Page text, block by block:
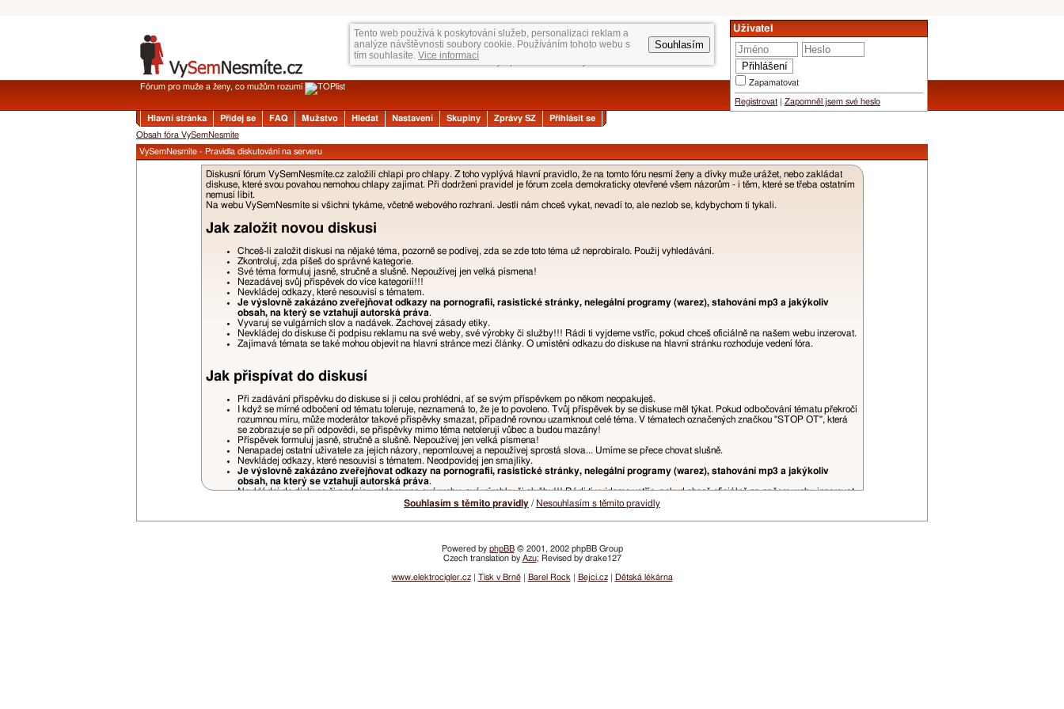
Tento web používá k poskytování služeb, personalizaci reklam a
analýze návštěvnosti soubory cookie. Používáním tohoto webu s
tím souhlasíte. Vice informací
Souhlasím
Uživatel
Zapamatovat
Registrovat Zapomněl jsem své heslo
Fórum pro muže a ženy, co mužům rozumí
Hlavní stránka Přidej se FAQ Mužstvo Hledat Nastavení Skupiny Zprávy SZ
Přihlásit se
Obsah fóra VySemNesmíte
VySemNesmíte - Pravidla diskutování na serveru
Diskusní fórum VySemNesmíte.cz založili chlapi pro chlapy. Z toho vyplývá hlavní pravidlo, že na tomto fóru nesmí ženy a dívky muže urážet, nebo zakládat
diskuse, které svou povahou nemohou chlapy zajímat. Při dodržení pravidel je fórum zcela demokraticky otevřené všem názorům - i těm, které se třeba ostatním
nemusí líbit.
Na webu VySemNesmíte si všichni tykáme, včetně webového rozhraní. Jestli nám chceš vykat, nevadí to, ale nezlob se, kdybychom ti tykali.
Jak založit novou diskusi
Chceš-li založit diskusi na nějaké téma, pozorně se podívej, zda se zde toto téma už neprobíralo. Použij vyhledávání.
Zkontroluj, zda píšeš do správné kategorie.
Své téma formuluj jasně, stručně a slušně. Nepoužívej jen velká písmena!
Nezadávej svůj příspěvek do více kategorií!!!
Nevkládej odkazy, které nesouvisí s tématem.
Je výslovně zakázáno zveřejňovat odkazy na pornografii, rasistické stránky, nelegální programy (warez), stahování mp3 a jakýkoliv
obsah, na který se vztahují autorská práva.
Vyvaruj se vulgárních slov a nadávek. Zachovej zásady etiky.
Nevkládej do diskuse či podpisu reklamu na své weby, své výrobky či služby!!! Rádi ti vyjdeme vstříc, pokud chceš oficiálně na našem webu inzerovat.
Zajímavá témata se také mohou objevit na hlavní stránce mezi články. O umístění odkazu do diskuse na hlavní stránku rozhoduje vedení fóra.
Jak přispívat do diskusí
Při zadávání příspěvku do diskuse si ji celou prohlédni, ať se svým příspěvkem po někom neopakuješ.
I když se mírné odbočení od tématu toleruje, neznamená to, že je to povoleno. Tvůj příspěvek by se diskuse měl týkat. Pokud odbočování tématu překročí
rozumnou míru, může moderátor takové příspěvky smazat, případně rovnou uzamknout celé téma. V tématech označených značkou "STOP OT", která
se zobrazuje se při odpovědi, se příspěvky mimo téma netolerují vůbec a budou mazány!
Příspěvek formuluj jasně, stručně a slušně. Nepoužívej jen velká písmena!
Nenapadej ostatní uživatele za jejich názory, nepomlouvej a nepoužívej sprostá slova... Umíme se přece chovat slušně.
Nevkládej odkazy, které nesouvisí s tématem. Neodpovídej jen smajlíky.
Je výslovně zakázáno zveřejňovat odkazy na pornografii, rasistické stránky, nelegální programy (warez), stahování mp3 a jakýkoliv
obsah, na který se vztahují autorská práva.
Nevkládej do diskuse či podpisu reklamu na své weby, své výrobky či služby!!! Rádi ti vyjdeme vstříc, pokud chceš oficiálně na našem webu inzerovat.
Pokud někoho cituješ (quote), ponech jen tu část původního příspěvku, na kterou reaguješ, odstraň zbytečné citace, obrázky, videa a podobné datově, či
Necituj příspěvky, které jsou přímo nad tvým příspěvkem. Pokud z předchozího příspěvku chceš vypíchnout např. slovní spojení, je to povoleno. Citace
Příspěvky nedodržující pravidela fóra, které ohrožují přehlednost diskusí a řádný chod webu, budou mazány, přesouvány, či editovány moderátory dle jejich
Souhlasím s těmito pravidly / Nesouhlasím s těmito pravidly
Powered by phpBB© 2001, 2002 phpBB Group
Czech translation by Azu; Revised by drake127
www.elektrocigler.cz| Tisk v Brně| Barel Rock Bejci.cz| Dětská lékárna